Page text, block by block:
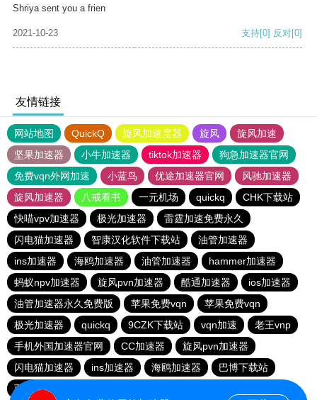
Shriya sent you a frien
2021-10-23 支持[0] 反对[0]
友情链接
网站地图 QuickQ 旋风加速度器 旋风
旋风加速
坚果加速器
小牛加速器 tiktok加速器
狗急加速器官网
免费vqn外网加速
小蓝鸟 优途加速器官网
风驰加速器
旋风加速器
八戒看书 一元机场 quickq
CHK下载站
快喵vpv加速器
极光加速器
雷霆加速免费永久
闪电猫加速器
智康汉化软件下载站
油管加速器
ins加速器
海鸥加速器 油管加速器
hammer加速器
蚂蚁npv加速器
旋风pvn加速器 酷通加速器
ios加速器
油管加速器永久免费版
苹果免费vqn
苹果免费vqn
极光加速器
quickq 9CZK下载站 vqn加速
老王vnp
手机外国加速器官网
CC加速器
旋风pvn加速器
闪电猫加速器
ins加速器 海鸥加速器
巴博下载站
西柚加速器